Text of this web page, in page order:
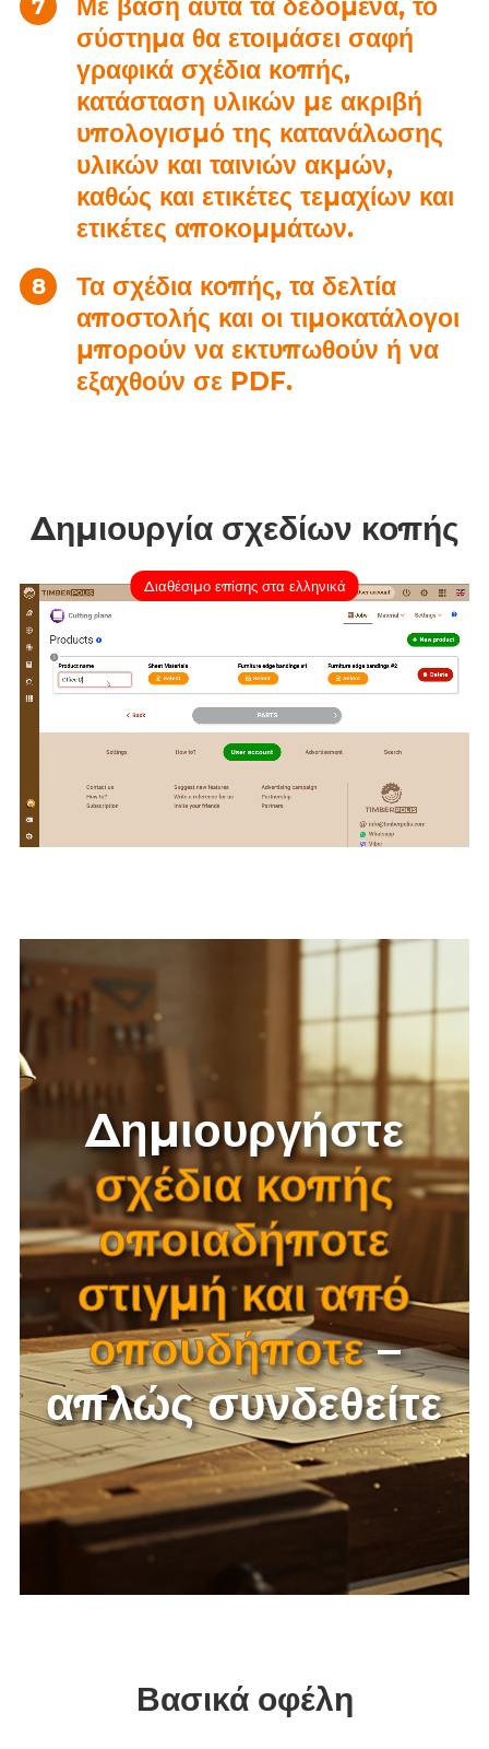
Με βάση αυτά τα δεδομένα, το
σύστημα θα ετοιμάσει σαφή
γραφικά σχέδια κοπής,
κατάσταση υλικών με ακριβή
υπολογισμό της κατανάλωσης
υλικών και ταινιών ακμών,
καθώς και ετικέτες τεμαχίων και
ετικέτες αποκομμάτων.
Τα σχέδια κοπής, τα δελτία
αποστολής και οι τιμοκατάλογοι
μπορούν να εκτυπωθούν ή να
εξαχθούν σε PDF.
Δημιουργία σχεδίων κοπής
Διαθέσιμο επίσης στα ελληνικά
Δημιουργήστε
σχέδια κοπής
οποιαδήποτε
στιγμή και από
οπουδήποτε–
απλώς συνδεθείτε
Βασικά οφέλη